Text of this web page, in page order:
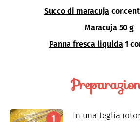
Succo di maracuja
Maracuja 50 g
Panna fresca liquida 1
In una teglia